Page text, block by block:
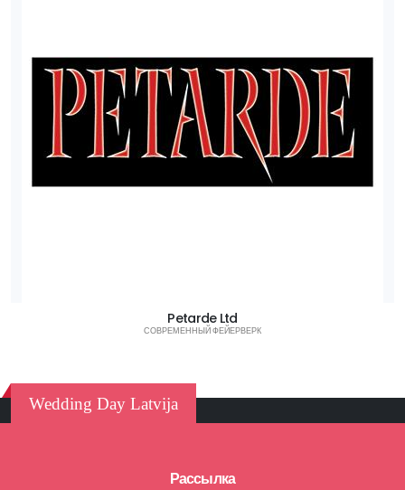
Petarde Ltd
СОВРЕМЕННЫЙ ФЕЙЕРВЕРК
Wedding Day Latvija
Рассылка